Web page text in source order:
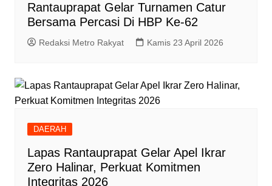
Rantauprapat Gelar Turnamen Catur
Bersama Percasi Di HBP Ke-62
Redaksi Metro Rakyat Kamis 23 April 2026
DAERAH
Lapas Rantauprapat Gelar Apel Ikrar
Zero Halinar, Perkuat Komitmen
Integritas 2026